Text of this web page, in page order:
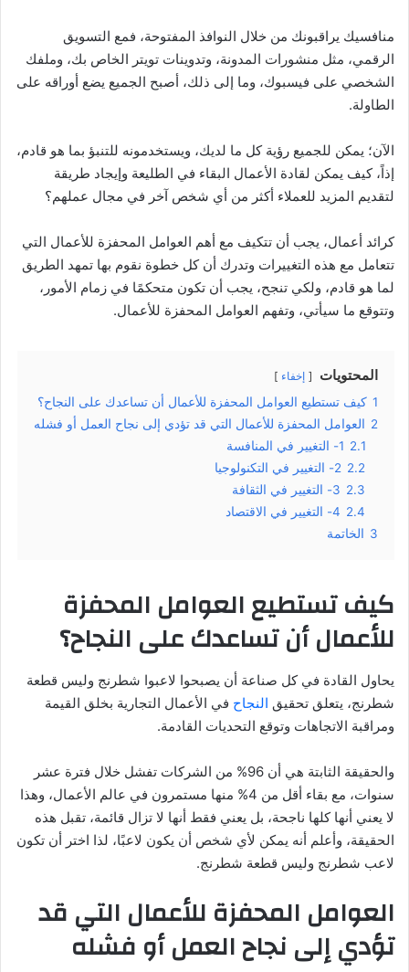
منافسيك يراقبونك من خلال النوافذ المفتوحة، فمع التسويق
الرقمي، مثل منشورات المدونة، وتدوينات تويتر الخاص بك، وملفك
الشخصي على فيسبوك، وما إلى ذلك، أصبح الجميع يضع أوراقه على
الطاولة.
الآن؛ يمكن للجميع رؤية كل ما لديك، ويستخدمونه للتنبؤ بما هو قادم،
إذاً، كيف يمكن لقادة الأعمال البقاء في الطليعة وإيجاد طريقة
لتقديم المزيد للعملاء أكثر من أي شخص آخر في مجال عملهم؟
كرائد أعمال، يجب أن تتكيف مع أهم العوامل المحفزة للأعمال التي
تتعامل مع هذه التغييرات وتدرك أن كل خطوة نقوم بها تمهد الطريق
لما هو قادم، ولكي تنجح، يجب أن تكون متحكمًا في زمام الأمور،
وتتوقع ما سيأتي، وتفهم العوامل المحفزة للأعمال.
المحتويات إخفاء
1 كيف تستطيع العوامل المحفزة للأعمال أن تساعدك على النجاح؟
2 العوامل المحفزة للأعمال التي قد تؤدي إلى نجاح العمل أو فشله
2.1 1- التغيير في المنافسة
2.2 2- التغيير في التكنولوجيا
2.3 3- التغيير في الثقافة
2.4 4- التغيير في الاقتصاد
3 الخاتمة
كيف تستطيع العوامل المحفزة
للأعمال أن تساعدك على النجاح؟
يحاول القادة في كل صناعة أن يصبحوا لاعبوا شطرنج وليس قطعة
شطرنج، يتعلق تحقيق النجاح في الأعمال التجارية بخلق القيمة
ومراقبة الاتجاهات وتوقع التحديات القادمة.
والحقيقة الثابتة هي أن 96% من الشركات تفشل خلال فترة عشر
سنوات، مع بقاء أقل من 4% منها مستمرون في عالم الأعمال، وهذا
لا يعني أنها كلها ناجحة، بل يعني فقط أنها لا تزال قائمة، تقبل هذه
الحقيقة، وأعلم أنه يمكن لأي شخص أن يكون لاعبًا، لذا اختر أن تكون
لاعب شطرنج وليس قطعة شطرنج.
العوامل المحفزة للأعمال التي قد
تؤدي إلى نجاح العمل أو فشله